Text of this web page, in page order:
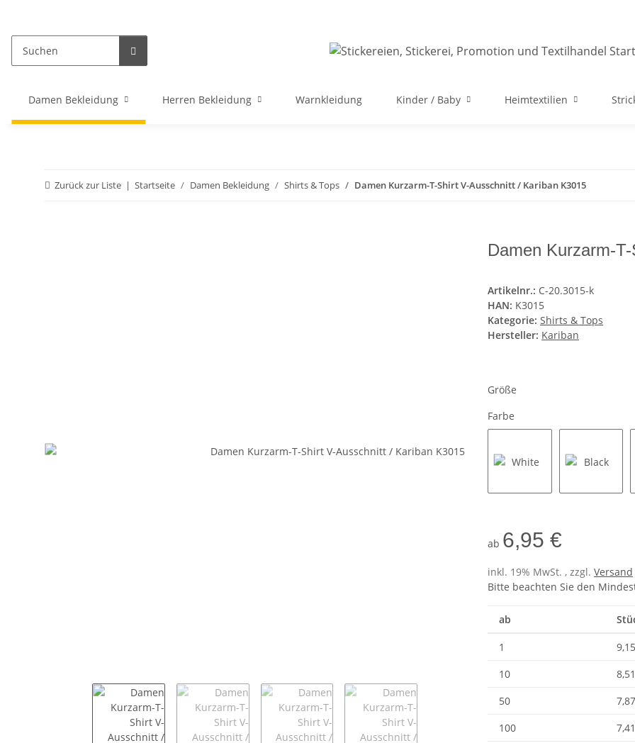
Damen Bekleidung Herren Bekleidung Warnkleidung Kinder / Baby Heimtextilien
Zurück zur Liste Startseite Damen Bekleidung Shirts & Tops Damen Kurzarm-T-Shirt V-Ausschnitt / Kariban K3015
Damen Kurzarm-
Artikelnr.: C-20.3015-k
HAN: K3015
Kategorie: Shirts & Tops
Hersteller: Kariban
Größe
Farbe
ab 6,95 €
inkl. 19% MwSt. , zzgl. Versand
Bitte beachten Sie den
ab
1
10
50
100